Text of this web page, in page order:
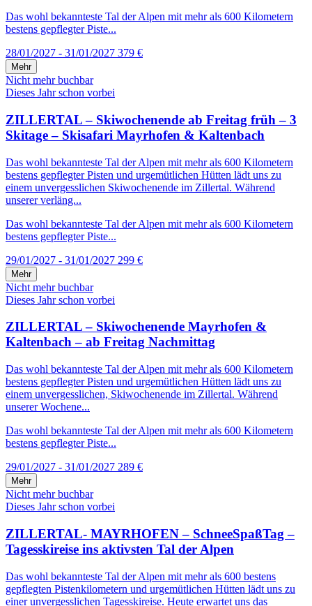
Das wohl bekannteste Tal der Alpen mit mehr als 600 Kilometern
bestens gepflegter Piste...
28/01/2027 - 31/01/2027 379 €
Mehr
Nicht mehr buchbar
Dieses Jahr schon vorbei
ZILLERTAL – Skiwochenende ab Freitag früh – 3
Skitage – Skisafari Mayrhofen & Kaltenbach
Das wohl bekannteste Tal der Alpen mit mehr als 600 Kilometern
bestens gepflegter Pisten und urgemütlichen Hütten lädt uns zu
einem unvergesslichen Skiwochenende im Zillertal. Während
unserer verläng...
Das wohl bekannteste Tal der Alpen mit mehr als 600 Kilometern
bestens gepflegter Piste...
29/01/2027 - 31/01/2027 299 €
Mehr
Nicht mehr buchbar
Dieses Jahr schon vorbei
ZILLERTAL – Skiwochenende Mayrhofen &
Kaltenbach – ab Freitag Nachmittag
Das wohl bekannteste Tal der Alpen mit mehr als 600 Kilometern
bestens gepflegter Pisten und urgemütlichen Hütten lädt uns zu
einem unvergesslichen, Skiwochenende im Zillertal. Während
unserer Wochene...
Das wohl bekannteste Tal der Alpen mit mehr als 600 Kilometern
bestens gepflegter Piste...
29/01/2027 - 31/01/2027 289 €
Mehr
Nicht mehr buchbar
Dieses Jahr schon vorbei
ZILLERTAL- MAYRHOFEN – SchneeSpaßTag –
Tagesskireise ins aktivsten Tal der Alpen
Das wohl bekannteste Tal der Alpen mit mehr als 600 bestens
gepflegten Pistenkilometern und urgemütlichen Hütten lädt uns zu
einer unvergesslichen Tagesskireise. Heute erwartet uns das